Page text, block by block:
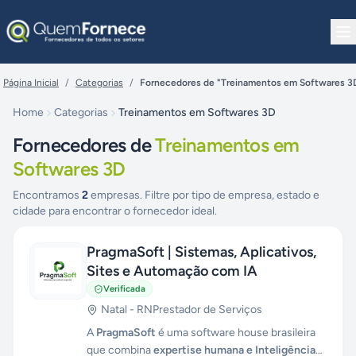
Página Inicial / Categorias / Fornecedores de "Treinamentos em Softwares
Home Categorias Treinamentos em Softwares 3D
Fornecedores deTreinamentos em
Softwares 3D
Encontramos 2empresas. Filtre por tipo de empresa, estado e
cidade para encontrar o fornecedor ideal.
PragmaSoft | Sistemas, Aplicativos,
Sites e Automação com IA
Verificada
Natal - RNPrestador de Serviços
A PragmaSoft é uma software house brasileira
que combinaexpertise humana e Inteligência